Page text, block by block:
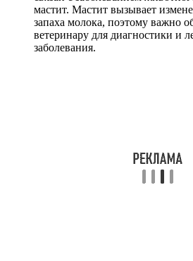
мастит. Мастит вызывает
запаха молока, поэтому важно
ветеринару для диагностики и
заболевания.